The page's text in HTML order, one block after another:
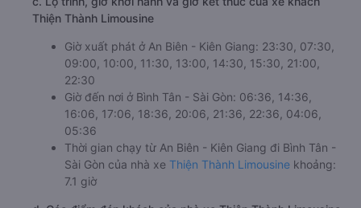
Thiện Thành Limousine
Giờ xuất phát ở An Biên - Kiên Giang: 23:30, 07:30,
09:00, 10:00, 11:30, 13:00, 14:30, 15:30, 21:00,
22:30
Giờ đến nơi ở Bình Tân - Sài Gòn: 06:36, 14:36,
16:06, 17:06, 18:36, 20:06, 21:36, 22:36, 04:06,
05:36
Thời gian chạy từ An Biên - Kiên Giang đi Bình Tân -
Sài Gòn của nhà xe Thiện Thành Limousine khoảng:
7.1 giờ